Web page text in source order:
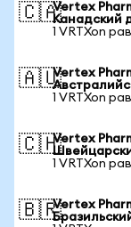
🇨🇦Vertex
Канадский
1 VRTXon
🇦🇺Vertex
1 VRTXon
🇨🇭Vertex
1 VRTXon
🇧🇷Vertex